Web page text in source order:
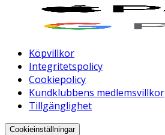
Köpvillkor
Integritetspolicy
Cookiepolicy
Kundklubbens medlemsvillkor
Tillgänglighet
Cookieinställningar